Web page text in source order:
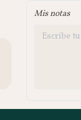
Mis notas